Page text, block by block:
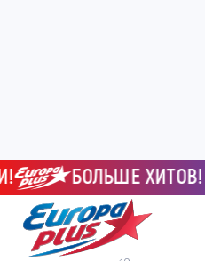
БОЛЬШЕ ХИТОВ!